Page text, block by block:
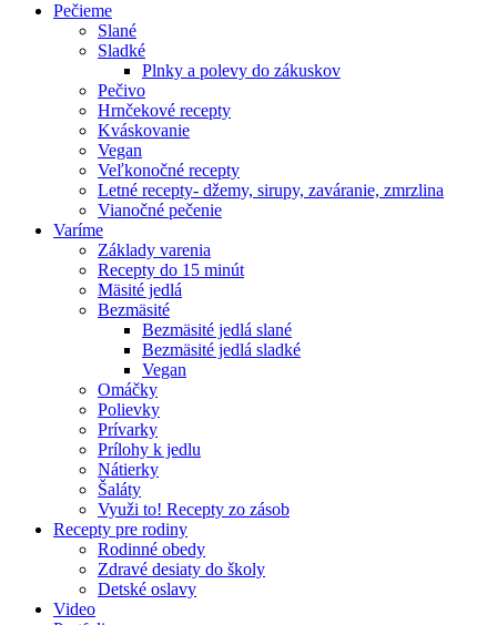
Pečieme
Slané
Sladké
Plnky a polevy do zákuskov
Pečivo
Hrnčekové recepty
Kváskovanie
Vegan
Veľkonočné recepty
Letné recepty- džemy, sirupy, zaváranie, zmrzlina
Vianočné pečenie
Varíme
Základy varenia
Recepty do 15 minút
Mäsité jedlá
Bezmäsité
Bezmäsité jedlá slané
Bezmäsité jedlá sladké
Vegan
Omáčky
Polievky
Prívarky
Prílohy k jedlu
Nátierky
Šaláty
Využi to! Recepty zo zásob
Recepty pre rodiny
Rodinné obedy
Zdravé desiaty do školy
Detské oslavy
Video